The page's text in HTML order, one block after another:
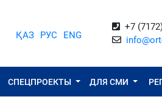
ҚАЗ РУС ENG
+7
СПЕЦПРОЕКТЫ ДЛЯ СМИ